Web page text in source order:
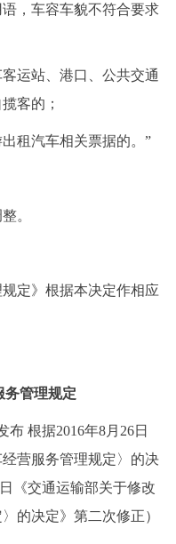
，车容车貌不符合要求
运站、港口、公共交通
客的；
租汽车相关票据的。”
。
定》根据本决定作相应
务管理规定
根据2016年8月26日
营服务管理规定〉的决
《交通运输部关于修改
的决定》第二次修正）